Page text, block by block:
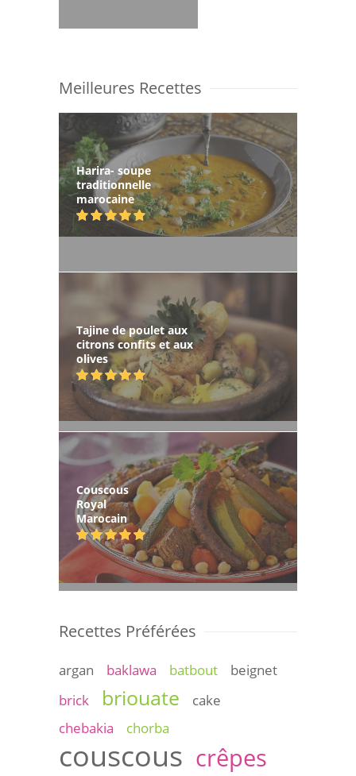
Meilleures Recettes
Harira- soupe
traditionnelle
marocaine
Tajine de poulet aux
citrons confits et aux
olives
Couscous
Royal
Marocain
Recettes Préférées
argan baklawa batbout
beignet
brick
briouate
cake
chebakia
chorba
couscous crêpes